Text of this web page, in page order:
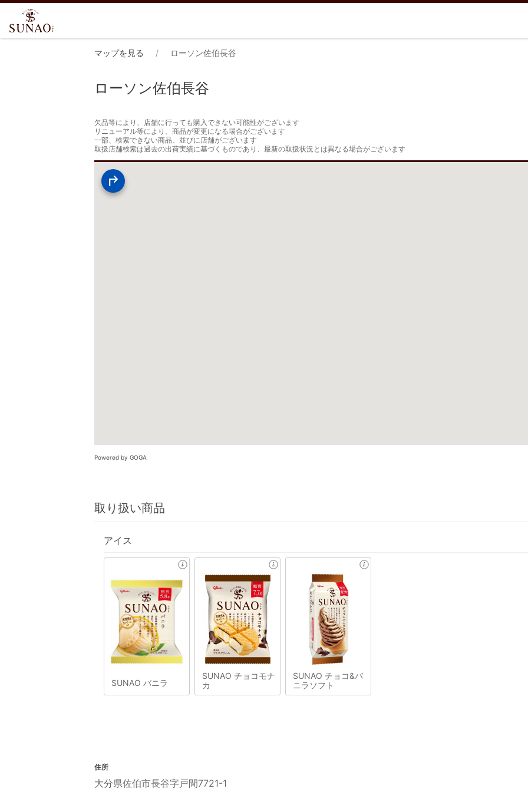
マップを見る ローソン佐伯長谷
ローソン佐伯長谷
欠品等により、店舗に行っても購入できない可能性がございます
リニューアル等により、商品が変更になる場合がございます
一部、検索できない商品、並びに店舗がございます
取扱店舗検索は過去の出荷実績に基づくものであり、最新の取扱状況とは異なる場合がございます
Powered by GOGA
取り扱い商品
アイス
SUNAO バニラ
SUNAO チョコモナ
カ
SUNAO チョコ&バ
ニラソフト
住所
大分県佐伯市長谷字戸間7721-1